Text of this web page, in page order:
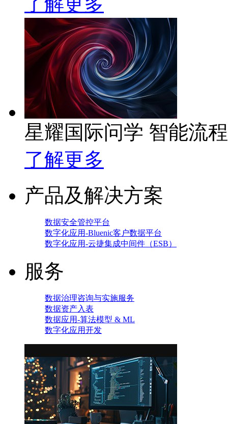
星耀国际问学 智能流
了解更多
产品及解决方案
数据安全管控平台
数字化应用-Bluenic客户数据平台
数字化应用-云捷集成中间件（ESB）
服务
数据治理咨询与实施服务
数据资产入表
数据应用-算法模型 & ML
数字化应用开发